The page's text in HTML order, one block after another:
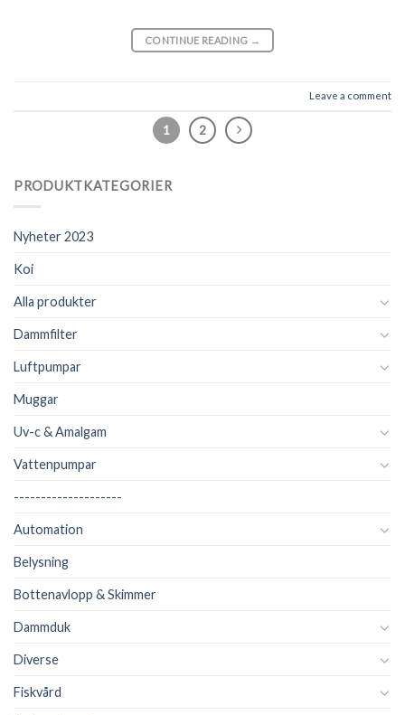
CONTINUE READING →
Leave a comment
1 2
PRODUKTKATEGORIER
Nyheter 2023
Koi
Alla produkter
Dammfilter
Luftpumpar
Muggar
Uv-c & Amalgam
Vattenpumpar
--------------------
Automation
Belysning
Bottenavlopp & Skimmer
Dammduk
Diverse
Fiskvård